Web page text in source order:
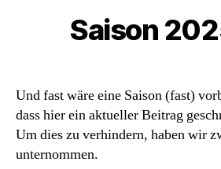
Saison
Und fast wäre eine Saison (fast)
dass hier ein aktueller Beitrag
Um dies zu verhindern, haben wir
unternommen.